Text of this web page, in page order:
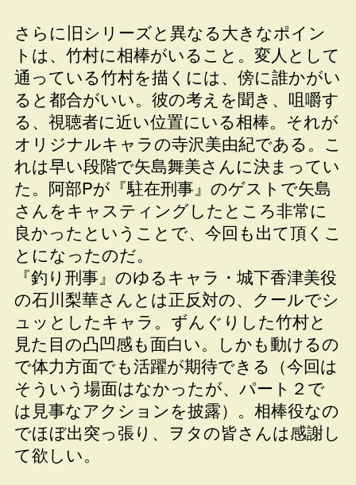
さらに旧シリーズと異なる大きなポイン
トは、竹村に相棒がいること。変人として
通っている竹村を描くには、傍に誰かがい
ると都合がいい。彼の考えを聞き、咀嚼す
る、視聴者に近い位置にいる相棒。それが
オリジナルキャラの寺沢美由紀である。こ
れは早い段階で矢島舞美さんに決まってい
た。阿部Pが『駐在刑事』のゲストで矢島
さんをキャスティングしたところ非常に
良かったということで、今回も出て頂くこ
とになったのだ。
『釣り刑事』のゆるキャラ・城下香津美役
の石川梨華さんとは正反対の、クールでシ
ュッとしたキャラ。ずんぐりした竹村と
見た目の凸凹感も面白い。しかも動けるの
で体力方面でも活躍が期待できる（今回は
そういう場面はなかったが、パート２で
は見事なアクションを披露）。相棒役なの
でほぼ出突っ張り、ヲタの皆さんは感謝し
て欲しい。